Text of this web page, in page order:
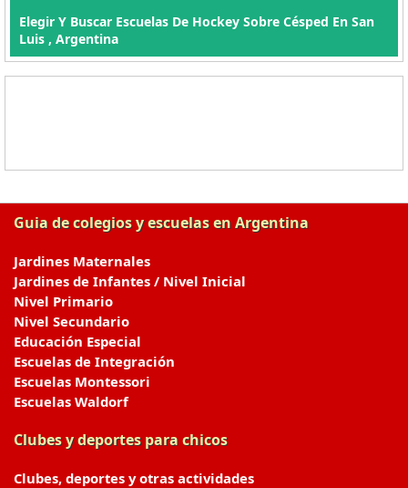
Elegir Y Buscar Escuelas De Hockey Sobre Césped En San
Luis , Argentina
Guia de colegios y escuelas en Argentina
Jardines Maternales
Jardines de Infantes / Nivel Inicial
Nivel Primario
Nivel Secundario
Educación Especial
Escuelas de Integración
Escuelas Montessori
Escuelas Waldorf
Clubes y deportes para chicos
Clubes, deportes y otras actividades